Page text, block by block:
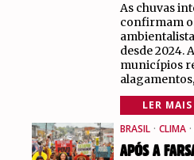
As chuvas
confirmam
desde 2024.
municípios
LER MAIS
BRASIL · CLIMA ·
APÓS A